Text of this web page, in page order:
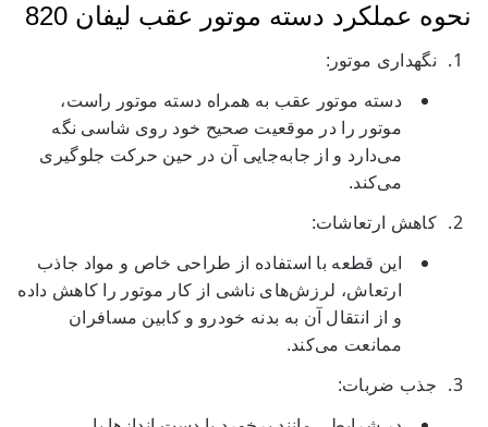
نحوه عملکرد دسته موتور عقب لیفان 820
نگهداری موتور:
دسته موتور عقب به همراه دسته موتور راست،
موتور را در موقعیت صحیح خود روی شاسی نگه
می‌دارد و از جابه‌جایی آن در حین حرکت جلوگیری
می‌کند.
کاهش ارتعاشات:
این قطعه با استفاده از طراحی خاص و مواد جاذب
ارتعاش، لرزش‌های ناشی از کار موتور را کاهش داده
و از انتقال آن به بدنه خودرو و کابین مسافران
ممانعت می‌کند.
جذب ضربات: